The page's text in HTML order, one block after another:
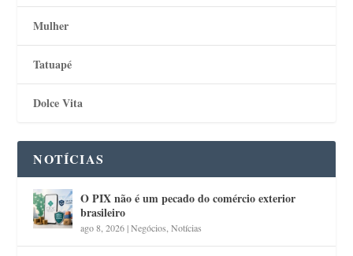
Mulher
Tatuapé
Dolce Vita
NOTÍCIAS
O PIX não é um pecado do comércio exterior
brasileiro
ago 8, 2026|Negócios ,Notícias